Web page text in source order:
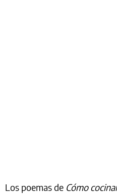
Los poemas de Cómo